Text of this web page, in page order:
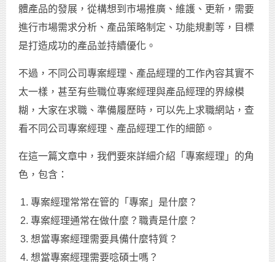
體產品的發展，從構想到市場推廣、維護、更新，需要
進行市場需求分析、產品策略制定、功能規劃等，目標
是打造成功的產品並持續優化。
不過，不同公司專案經理、產品經理的工作內容其實不
太一樣，甚至有些職位專案經理與產品經理的界線模
糊，大家在求職、準備履歷時，可以先上求職網站，查
看不同公司專案經理、產品經理工作的細節。
在這一篇文章中，我們要來詳細介紹「專案經理」的角
色，包含：
專案經理常常在管的「專案」是什麼？
專案經理通常在做什麼？職責是什麼？
想當專案經理需要具備什麼特質？
想當專案經理需要唸碩士嗎？